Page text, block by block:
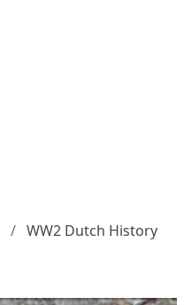
WW2 Dutch History